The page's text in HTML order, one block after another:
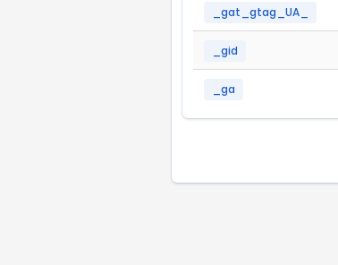
_gat_gtag_UA_
_gid
_ga